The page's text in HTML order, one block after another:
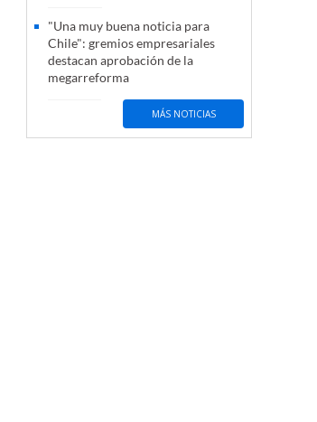
"Una muy buena noticia para
Chile": gremios empresariales
destacan aprobación de la
megarreforma
MÁS NOTICIAS